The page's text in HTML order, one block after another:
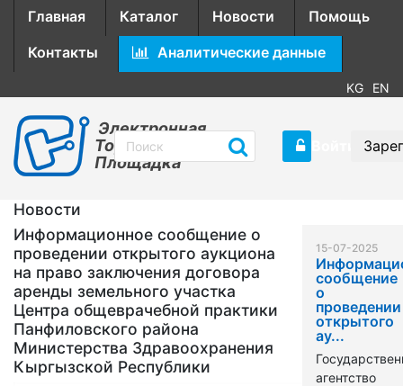
Главная Каталог Новости
Помощь
Контакты
Аналитические данные
KG EN
Электронная
Торговая
Площадка
Новости
Информационное сообщение о
проведении открытого аукциона
на право заключения договора
аренды земельного участка
Центра общеврачебной практики
Панфиловского района
Министерства Здравоохранения
Кыргызской Республики
15-07-2025
сообщение
о
проведении
открытого
ау...
агентство